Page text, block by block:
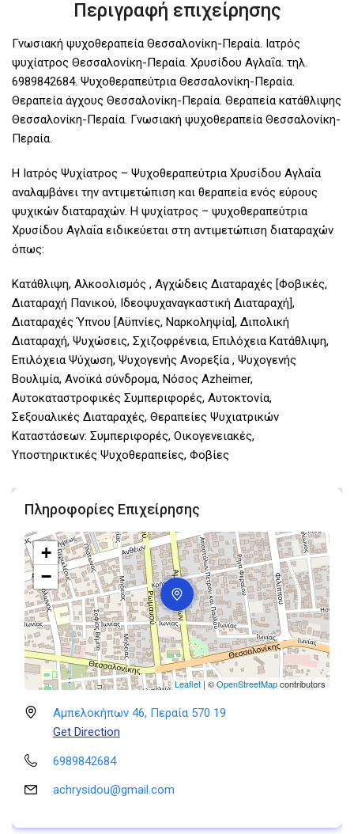
Περιγραφή επιχείρησης
Γνωσιακή ψυχοθεραπεία Θεσσαλονίκη-Περαία. Ιατρός
ψυχίατρος Θεσσαλονίκη-Περαία. Χρυσίδου Αγλαΐα. τηλ.
6989842684. Ψυχοθεραπεύτρια Θεσσαλονίκη-Περαία.
Θεραπεία άγχους Θεσσαλονίκη-Περαία. Θεραπεία κατάθλιψης
Θεσσαλονίκη-Περαία. Γνωσιακή ψυχοθεραπεία Θεσσαλονίκη-
Περαία.
Η Ιατρός Ψυχίατρος – Ψυχοθεραπεύτρια Χρυσίδου Αγλαΐα
αναλαμβάνει την αντιμετώπιση και θεραπεία ενός εύρους
ψυχικών διαταραχών. Η ψυχίατρος – ψυχοθεραπεύτρια
Χρυσίδου Αγλαΐα ειδικεύεται στη αντιμετώπιση διαταραχών
όπως:
Κατάθλιψη, Αλκοολισμός , Αγχώδεις Διαταραχές [Φοβικές,
Διαταραχή Πανικού, Ιδεοψυχαναγκαστική Διαταραχή],
Διαταραχές Ύπνου [Αϋπνίες, Ναρκοληψία], Διπολική
Διαταραχή, Ψυχώσεις, Σχιζοφρένεια, Επιλόχεια Κατάθλιψη,
Επιλόχεια Ψύχωση, Ψυχογενής Ανορεξία , Ψυχογενής
Βουλιμία, Ανοϊκά σύνδρομα, Νόσος Azheimer,
Αυτοκαταστροφικές Συμπεριφορές, Αυτοκτονία,
Σεξουαλικές Διαταραχές, Θεραπείες Ψυχιατρικών
Καταστάσεων: Συμπεριφορές, Οικογενειακές,
Υποστηρικτικές Ψυχοθεραπείες, Φοβίες
Πληροφορίες Επιχείρησης
+
−
Leaflet| ©OpenStreetMapcontributors
Αμπελοκήπων 46, Περαία 570 19
Get Direction
6989842684
achrysidou@gmail.com